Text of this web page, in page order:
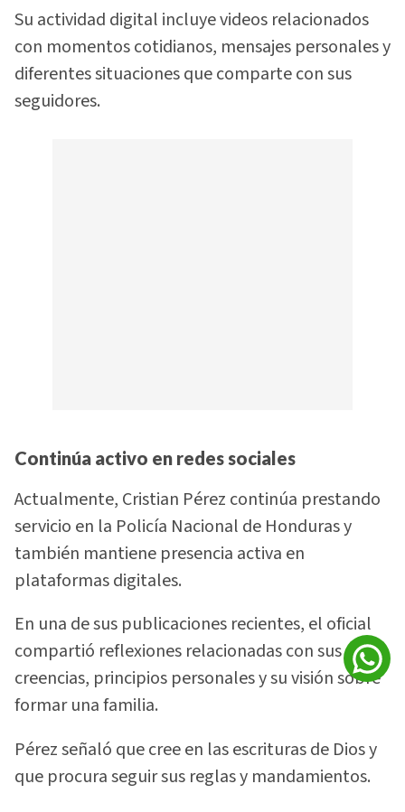
Su actividad digital incluye videos relacionados
con momentos cotidianos, mensajes personales y
diferentes situaciones que comparte con sus
seguidores.
Continúa activo en redes sociales
Actualmente, Cristian Pérez continúa prestando
servicio en la Policía Nacional de Honduras y
también mantiene presencia activa en
plataformas digitales.
En una de sus publicaciones recientes, el oficial
compartió reflexiones relacionadas con sus
creencias, principios personales y su visión sobre
formar una familia.
Pérez señaló que cree en las escrituras de Dios y
que procura seguir sus reglas y mandamientos.